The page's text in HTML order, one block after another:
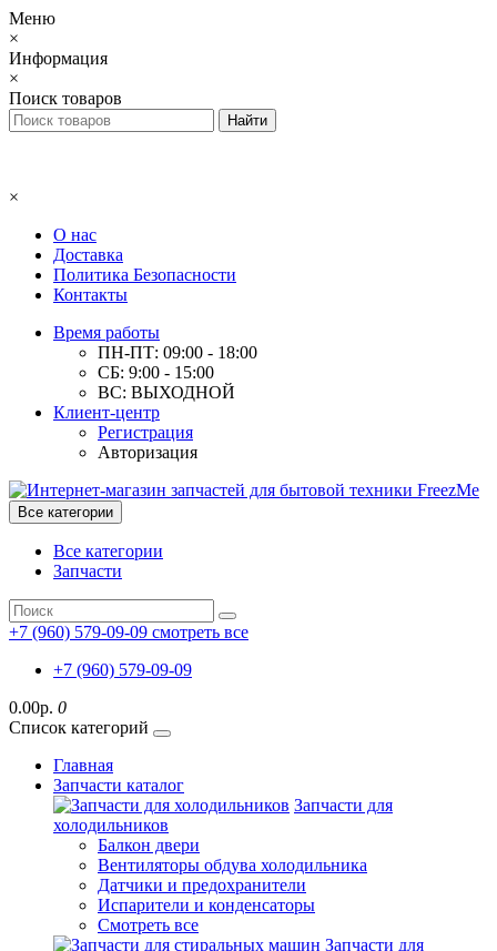
Меню
×
Информация
×
Поиск товаров
×
О нас
Доставка
Политика Безопасности
Контакты
Время работы
ПН-ПТ: 09:00 - 18:00
СБ: 9:00 - 15:00
ВС: ВЫХОДНОЙ
Клиент-центр
Регистрация
Авторизация
Все категории
Все категории
Запчасти
+7 (960) 579-09-09 смотреть все
+7 (960) 579-09-09
0.00р. 0
Список категорий
Главная
Запчасти каталог
Запчасти для
холодильников
Балкон двери
Вентиляторы обдува холодильника
Датчики и предохранители
Испарители и конденсаторы
Смотреть все
Запчасти для